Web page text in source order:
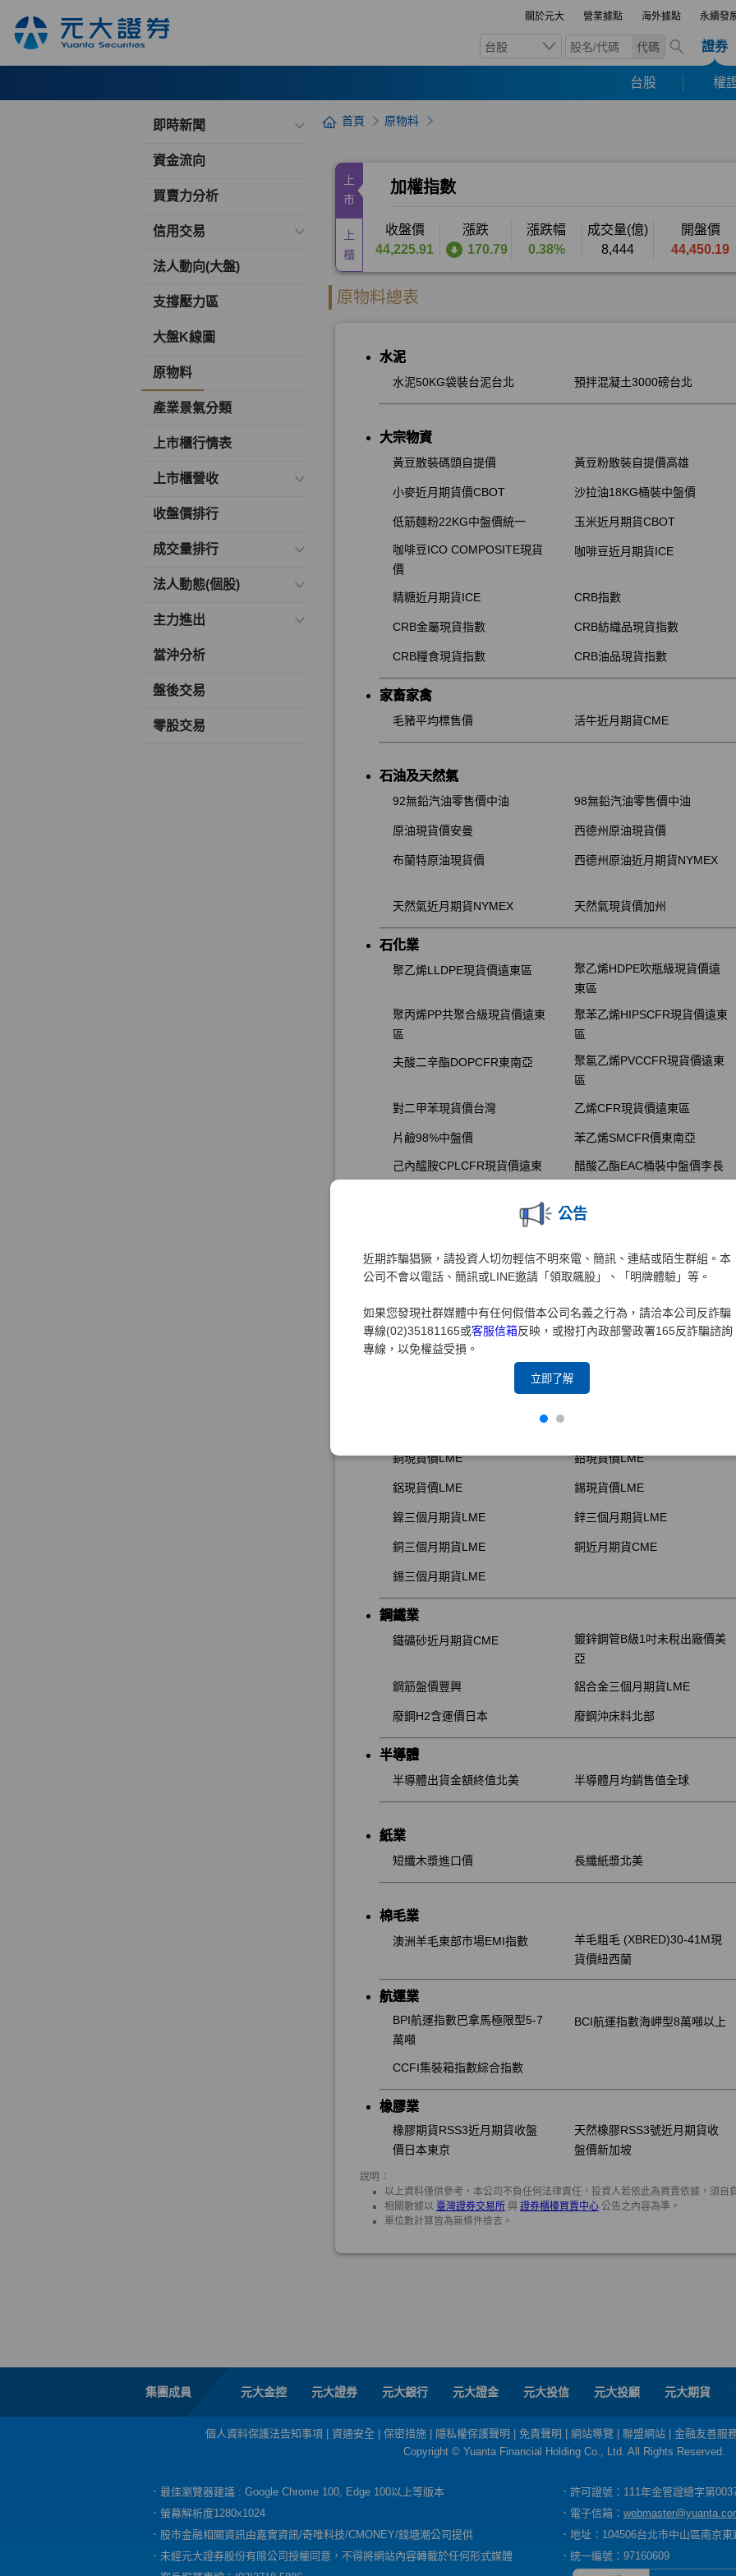
關於元大 營業據點 海外據點 永續發
台股 代碼 證券
台股 權
公告
近期詐騙猖獗，請投資人切勿輕信不明來電、簡訊、連結或陌生群組。本
公司不會以電話、簡訊或LINE邀請「領取飆股」、「明牌體驗」等。
如果您發現社群媒體中有任何假借本公司名義之行為，請洽本公司反詐騙
專線(02)35181165或客服信箱反映，或撥打內政部警政署165反詐騙諮詢
專線，以免權益受損。
立即了解
即時新聞
資金流向
買賣力分析
信用交易
法人動向(大盤)
支撐壓力區
大盤K線圖
原物料
產業景氣分類
上市櫃行情表
上市櫃營收
收盤價排行
成交量排行
法人動態(個股)
主力進出
當沖分析
盤後交易
零股交易
首頁 原物料
集團成員 元大金控 元大證券 元大銀行 元大證金 元大投信 元大投顧 元大期貨
個人資料保護法告知事項 資通安全 保密措施 隱私權保護聲明 免責聲明 網站導覽 聯盟網站
金融友善服
Copyright © Yuanta Financial Holding Co., Ltd. All Rights Reserved.
．最佳瀏覽器建議 : Google Chrome 100, Edge 100以上等版本
．許可證號：111年金管證總字第
．螢幕解析度1280x1024
．電子信箱：
．股市金融相關資訊由嘉實資訊/奇唯科技/CMONEY/錢塘潮公司提供
．地址：104506台北市中山區南京
．未經元大證券股份有限公司授權同意，不得將網站內容轉載於任何形式媒體
．統一編號：97160609